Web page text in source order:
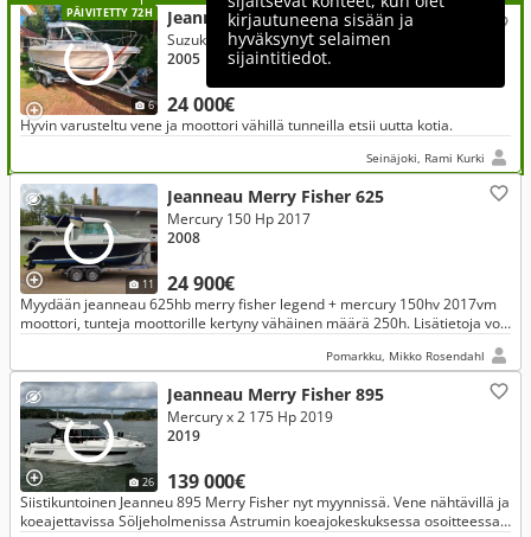
kirjautuneena sisään ja
hyväksynyt selaimen
sijaintitiedot.
PÄIVITETTY 72H
6
Jeanneau Merry Fisher 625
24 000€
Suzuki 115 Hp 2003
2005
Hyvin varusteltu vene ja moottori vähillä tunneilla etsii uutta kotia.
Seinäjoki, Rami Kurki
11
Jeanneau Merry Fisher 625
24 900€
Mercury 150 Hp 2017
2008
Myydään jeanneau 625hb merry fisher legend + mercury 150hv 2017vm
moottori, tunteja moottorille kertyny vähäinen määrä 250h. Lisätietoja voi
Pomarkku, Mikko Rosendahl
26
Jeanneau Merry Fisher 895
139 000€
Mercury x 2 175 Hp 2019
2019
Siistikuntoinen Jeanneu 895 Merry Fisher nyt myynnissä. Vene nähtävillä ja
koeajettavissa Söljeholmenissa Astrumin koeajokeskuksessa osoitteessa